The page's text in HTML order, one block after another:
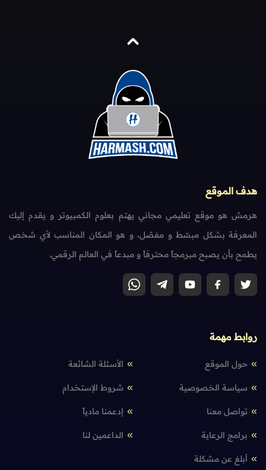
هدف الموقع
هرمش هو موقع تعليمي مجاني يهتم بعلوم الكمبيوتر و يقدم إليك
المعرفة بشكل مبسّط و مفصّل، و هو المكان المناسب لأي شخص
يطمح بأن يصبح مبرمجاً محترفاً و مبدعاً في العالم الرقمي.
روابط مهمة
حول الموقع الأسئلة الشائعة
سياسة الخصوصية شروط الإستخدام
تواصل معنا إدعمنا مادياً
برامج الرعاية الداعمين لنا
أبلغ عن مشكلة